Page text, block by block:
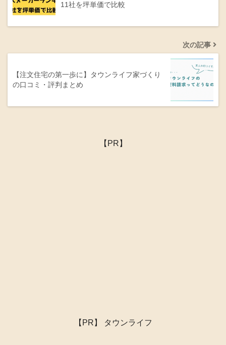
11社を坪単価で比較
次の記事
【注文住宅の第一歩に】タウンライフ家づくり
の口コミ・評判まとめ
【PR】
【PR】 タウンライフ